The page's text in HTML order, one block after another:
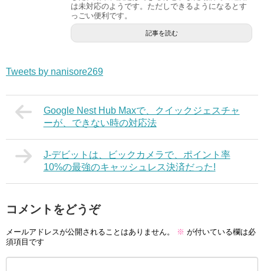
は未対応のようです。ただしできるようになるとす
っごい便利です。
記事を読む
Tweets by nanisore269
Google Nest Hub Maxで、クイックジェスチャ
ーが、できない時の対応法
J-デビットは、ビックカメラで、ポイント率
10%の最強のキャッシュレス決済だった!
コメントをどうぞ
メールアドレスが公開されることはありません。 ※ が付いている欄は必
須項目です